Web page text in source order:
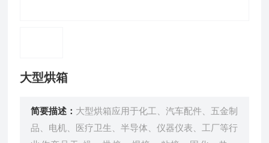
大型烘箱
简要描述： 大型烘箱应用于化工、汽车配件、五金制
品、电机、医疗卫生、半导体、仪器仪表、工厂等行